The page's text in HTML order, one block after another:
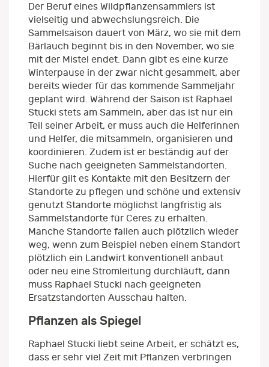
Der Beruf eines Wildpflanzensammlers ist
vielseitig und abwechslungsreich. Die
Sammelsaison dauert von März, wo sie mit dem
Bärlauch beginnt bis in den November, wo sie
mit der Mistel endet. Dann gibt es eine kurze
Winterpause in der zwar nicht gesammelt, aber
bereits wieder für das kommende Sammeljahr
geplant wird. Während der Saison ist Raphael
Stucki stets am Sammeln, aber das ist nur ein
Teil seiner Arbeit, er muss auch die Helferinnen
und Helfer, die mitsammeln, organisieren und
koordinieren. Zudem ist er beständig auf der
Suche nach geeigneten Sammelstandorten.
Hierfür gilt es Kontakte mit den Besitzern der
Standorte zu pflegen und schöne und extensiv
genutzt Standorte möglichst langfristig als
Sammelstandorte für Ceres zu erhalten.
Manche Standorte fallen auch plötzlich wieder
weg, wenn zum Beispiel neben einem Standort
plötzlich ein Landwirt konventionell anbaut
oder neu eine Stromleitung durchläuft, dann
muss Raphael Stucki nach geeigneten
Ersatzstandorten Ausschau halten.
Pflanzen als Spiegel
Raphael Stucki liebt seine Arbeit, er schätzt es,
dass er sehr viel Zeit mit Pflanzen verbringen